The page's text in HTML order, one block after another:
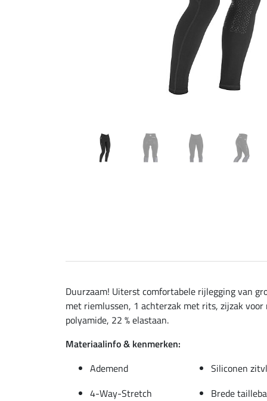
Duurzaam! Uiterst comfortabele rijlegging van
met riemlussen, 1 achterzak met rits, zijzak
polyamide, 22 % elastaan.
Materiaalinfo & kenmerken:
Ademend
Siliconen
4-Way-Stretch
Brede